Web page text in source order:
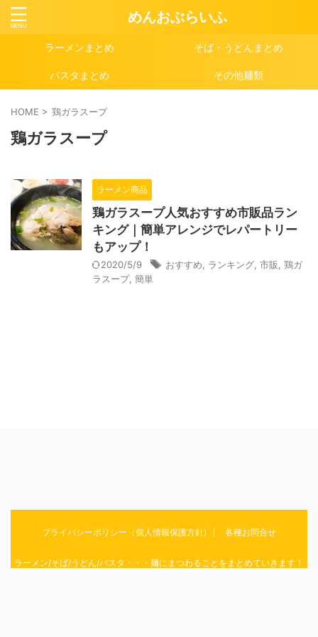
めんおぶらいふ
ラーメンまとめ そば・うどんまとめ
パスタまとめ その他麺類
HOME > 鶏ガラスープ
鶏ガラスープ
ラーメン商品
鶏ガラスープ人気おすすめ市販品ラン
キング｜簡単アレンジでレパートリー
もアップ！
2020/5/9 おすすめ ランキング 市販
鶏ガ
ラスープ, 簡単
プライバシーポリシー（個人情報保護方針) 各種お問合せ
ラーメン/そば/うどん/パスタ・・・麺にまつわることをまとめていきます！